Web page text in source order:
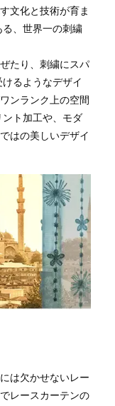
文化と技術が育ま
、世界一の刺繍
たり、刺繍にスパ
るようなデザイ
ンランク上の空間
ト加工や、モダ
はの美しいデザイ
は欠かせないレー
レースカーテンの